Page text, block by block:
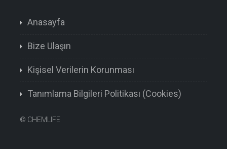
Anasayfa
Bize Ulaşın
Kişisel Verilerin Korunması
Tanımlama Bilgileri Politikası (Cookies)
© CHEMLIFE